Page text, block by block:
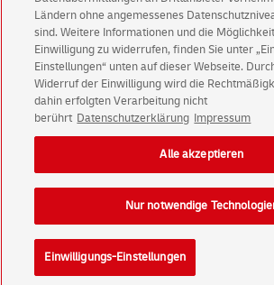
Zur Newsletter-
© Fri Aug 07 22:44:55 CEST 2026
Impressum
Datenschutz
Einwilligungs-Einstellungen
Barrierefreiheit
Konzern Karriere Presse
Ländern ohne angemessenes
sind. Weitere Informationen und die
Einwilligung zu widerrufen, finden Sie unter
Einstellungen“ unten auf dieser Webseite.
Widerruf der Einwilligung wird die
dahin erfolgten Verarbeitung nicht
berührt Datenschutzerklärung Impressum
Einwilligungs-Einstellungen
Nur notwendige
Alle akzeptieren